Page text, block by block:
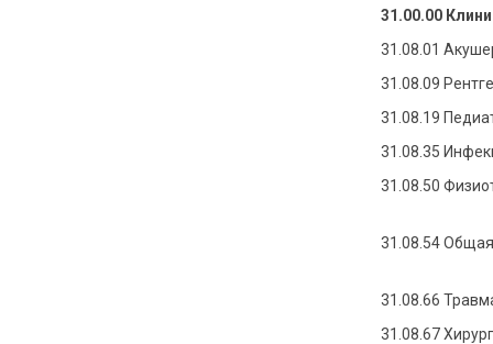
31.00.00
31.08.01
31.08.09
31.08.19
31.08.35
31.08.50
31.08.54
31.08.66
31.08.67